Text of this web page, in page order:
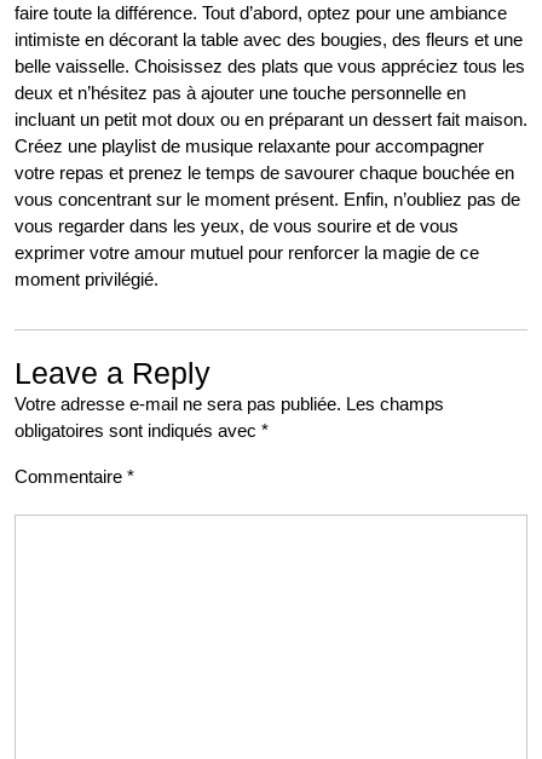
faire toute la différence. Tout d’abord, optez pour une ambiance
intimiste en décorant la table avec des bougies, des fleurs et une
belle vaisselle. Choisissez des plats que vous appréciez tous les
deux et n’hésitez pas à ajouter une touche personnelle en
incluant un petit mot doux ou en préparant un dessert fait maison.
Créez une playlist de musique relaxante pour accompagner
votre repas et prenez le temps de savourer chaque bouchée en
vous concentrant sur le moment présent. Enfin, n’oubliez pas de
vous regarder dans les yeux, de vous sourire et de vous
exprimer votre amour mutuel pour renforcer la magie de ce
moment privilégié.
Leave a Reply
Votre adresse e-mail ne sera pas publiée. Les champs
obligatoires sont indiqués avec *
Commentaire *